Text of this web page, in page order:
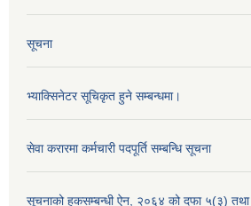
सूचना
भ्याक्सिनेटर सूचिकृत हुने सम्बन्धमा।
सेवा करारमा कर्मचारी पदपूर्ति सम्बन्धि सूचना
सूचनाको हकसम्बन्धी ऐन, २०६४ को दफा ५(३) तथा